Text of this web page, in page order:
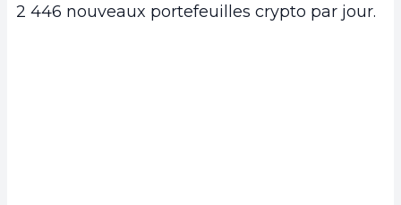
2 446 nouveaux portefeuilles crypto par jour.